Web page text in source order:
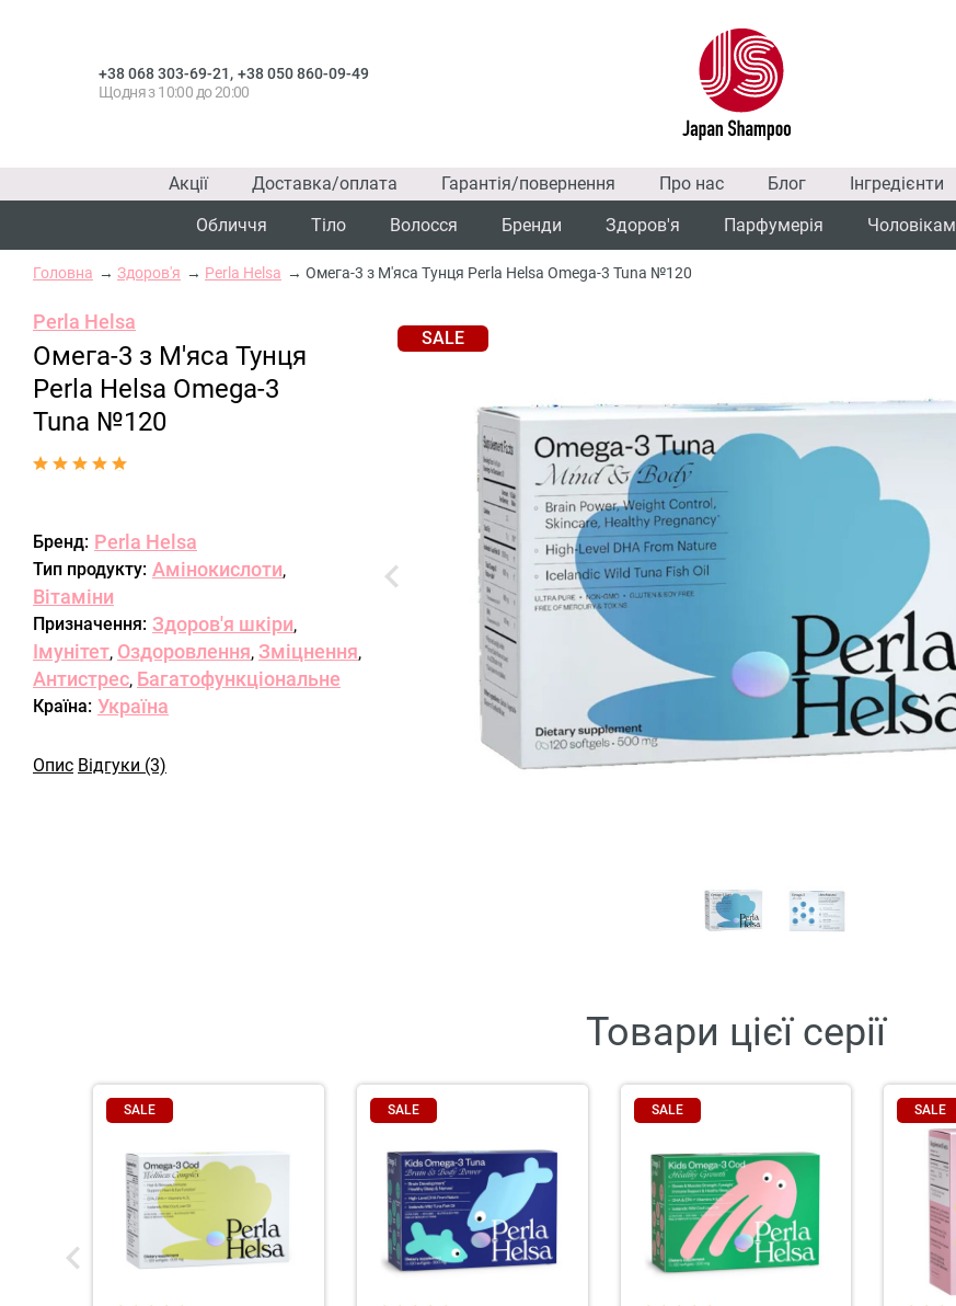
+38 068 303-69-21, +38 050 860-09-49
Щодня з 10:00 до 20:00
Акції Доставка/оплата Гарантія/повернення Про нас Блог Інгредієнти
Обличчя
Тіло Волосся Бренди Здоров'я Парфумерія Чоловікам
Головна Здоров'я Perla Helsa Омега-3 з М'яса Тунця Perla Helsa Omega-3 Tuna №120
Perla Helsa
Омега-3 з М'яса Тунця
Perla Helsa Omega-3
Tuna №120
Бренд: Perla Helsa
Тип продукту: Амінокислоти,
Вітаміни
Призначення: Здоров'я шкіри,
Імунітет, Оздоровлення, Зміцнення,
Антистрес, Багатофункціональне
Країна: Україна
Опис Відгуки (3)
SALE
Товари цієї серії
SALE SALE SALE SALE